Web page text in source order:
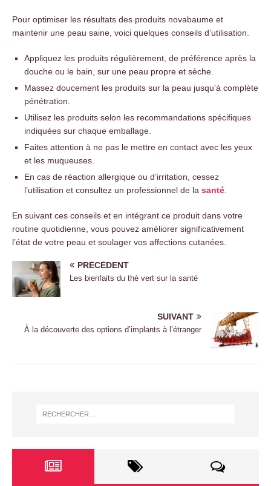
Pour optimiser les résultats des produits novabaume et
maintenir une peau saine, voici quelques conseils d’utilisation.
Appliquez les produits régulièrement, de préférence après la
douche ou le bain, sur une peau propre et sèche.
Massez doucement les produits sur la peau jusqu’à complète
pénétration.
Utilisez les produits selon les recommandations spécifiques
indiquées sur chaque emballage.
Faites attention à ne pas le mettre en contact avec les yeux
et les muqueuses.
En cas de réaction allergique ou d’irritation, cessez
l’utilisation et consultez un professionnel de la santé
En suivant ces conseils et en intégrant ce produit dans votre
routine quotidienne, vous pouvez améliorer significativement
l’état de votre peau et soulager vos affections cutanées.
PRÉCÉDENT
Les bienfaits du thé vert sur la santé
SUIVANT
À la découverte des options d’implants à l’étranger